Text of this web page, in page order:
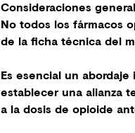
Consideraciones
No todos los fármacos
de la ficha técnica del
Es esencial un
establecer una alianza
a la dosis de opioide